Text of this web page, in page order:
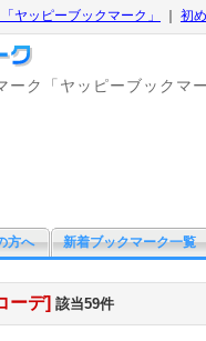
ヤッピーブックマーク」 初
ーク「ヤッピーブックマ
方へ 新着ブックマーク一覧
ーデ] 該当59件